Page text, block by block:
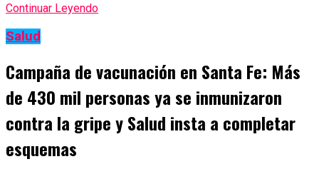
Continuar Leyendo
Salud
Campaña de vacunación en Santa Fe: Más
de 430 mil personas ya se inmunizaron
contra la gripe y Salud insta a completar
esquemas